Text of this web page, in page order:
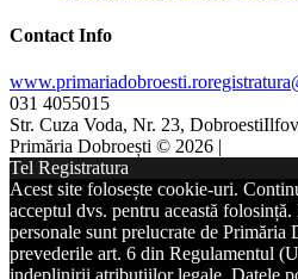
Contact Info
www.primariadobroesti.ro
031 4055015
Str. Cuza Voda, Nr. 23, DobroestiIlfov
Primăria Dobroești © 2026 |
Tel Registratura
Acest site folosește cookie-uri.
acceptul dvs. pentru această
personale sunt prelucrate de
prevederile art. 6 din Regulamentul